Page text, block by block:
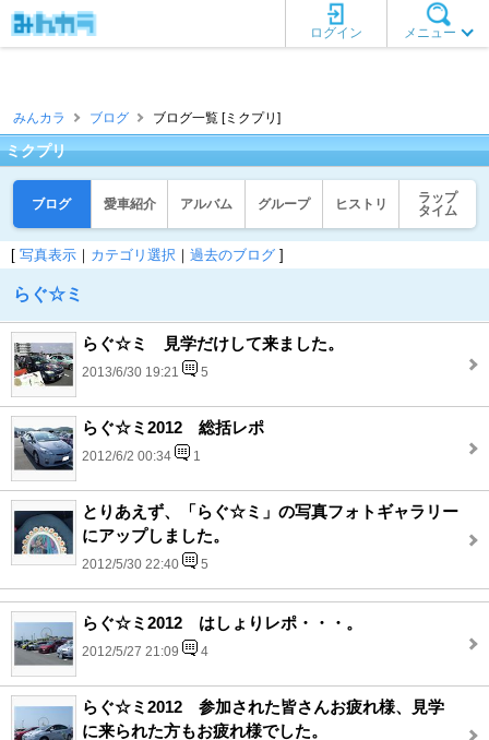
メニュー
ログイン
みんカラ ブログ ブログ一覧 [ミクプリ]
ミクプリ
ブログ 愛車紹介 アルバム グループ ヒストリ
ラップ
タイム
[ 写真表示 ｜ カテゴリ選択 ｜ 過去のブログ ]
らぐ☆ミ
らぐ☆ミ 見学だけして来ました。
2013/6/30 19:21 5
らぐ☆ミ2012 総括レポ
2012/6/2 00:34 1
とりあえず、「らぐ☆ミ」の写真フォトギャラリー
にアップしました。
2012/5/30 22:40 5
らぐ☆ミ2012 はしょりレポ・・・。
2012/5/27 21:09 4
らぐ☆ミ2012 参加された皆さんお疲れ様、見学
に来られた方もお疲れ様でした。